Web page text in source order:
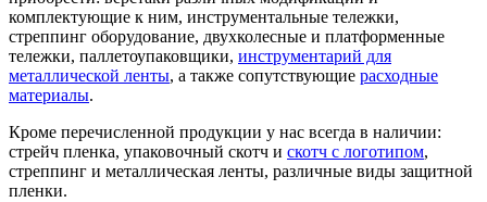
комплектующие к ним, инструментальные тележки,
стреппинг оборудование, двухколесные и платформенные
тележки, паллетоупаковщики, инструментарий для
металлической ленты, а также сопутствующие расходные
материалы.
Кроме перечисленной продукции у нас всегда в наличии:
стрейч пленка, упаковочный скотч и скотч с логотипом,
стреппинг и металлическая ленты, различные виды защитной
пленки.